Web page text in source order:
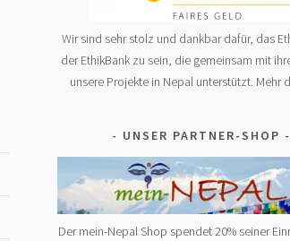
Wir sind sehr stolz und dankbar dafür, das
der EthikBank zu sein, die gemeinsam mit
unsere Projekte in Nepal unterstützt. Mehr
UNSER PARTNER-SHOP
Der mein-Nepal Shop spendet 20% seiner